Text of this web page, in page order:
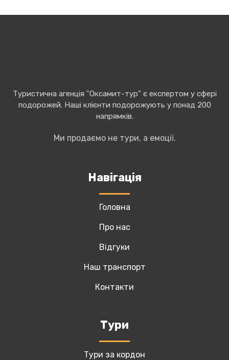
Туристична агенція "Оксамит-тур" є експертом у сфері
подорожей. Наші клієнти подорожують у понад 200
напрямків.
Ми продаємо не тури, а емоції.
Навігація
Головна
Про нас
Відгуки
Наш транспорт
Контакти
Tури
Тури за кордон